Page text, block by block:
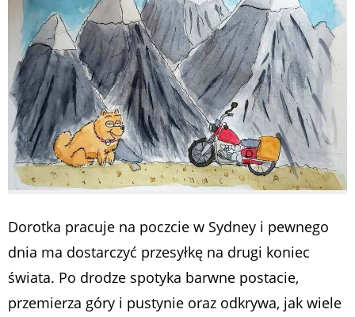
Dorotka pracuje na poczcie w Sydney i pewnego
dnia ma dostarczyć przesyłkę na drugi koniec
świata. Po drodze spotyka barwne postacie,
przemierza góry i pustynie oraz odkrywa, jak wiele